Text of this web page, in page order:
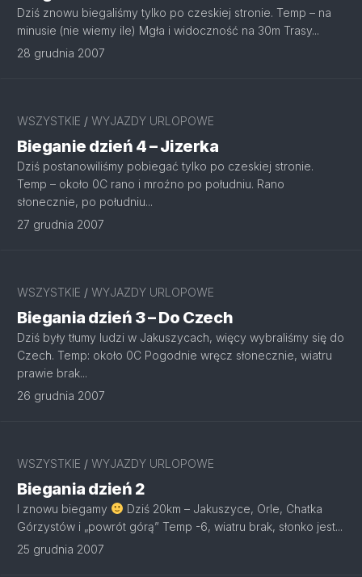
Dziś znowu biegaliśmy tylko po czeskiej stronie. Temp – na
minusie (nie wiemy ile) Mgła i widoczność na 30m Trasy...
28 grudnia 2007
WSZYSTKIE / WYJAZDY URLOPOWE
Bieganie dzień 4 – Jizerka
Dziś postanowiliśmy pobiegać tylko po czeskiej stronie.
Temp – około 0C rano i mroźno po południu. Rano
słonecznie, po południu...
27 grudnia 2007
WSZYSTKIE / WYJAZDY URLOPOWE
Biegania dzień 3 – Do Czech
Dziś były tłumy ludzi w Jakuszycach, więcy wybraliśmy się do
Czech. Temp: około 0C Pogodnie wręcz słonecznie, wiatru
prawie brak...
26 grudnia 2007
WSZYSTKIE / WYJAZDY URLOPOWE
Biegania dzień 2
I znowu biegamy
Dziś 20km – Jakuszyce, Orle, Chatka
Górzystów i „powrót górą” Temp -6, wiatru brak, słonko jest...
25 grudnia 2007